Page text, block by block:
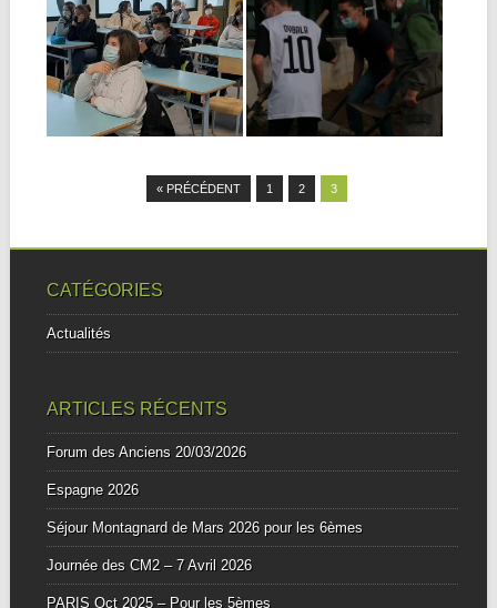
PARCOURS
AVENIR : LES
TRAVAUX
PUBLICS
POURLES 4EMES
Dans le cadre de l’option
Découverte professionnelle
proposée aux élèves de...
▶
ATELIER
JARDINAGE
Des élèves motivés par le
travail en plein air ont troqué...
« PRÉCÉDENT 1 2 3
CATÉGORIES
Actualités
ARTICLES RÉCENTS
Forum des Anciens 20/03/2026
Espagne 2026
Séjour Montagnard de Mars 2026 pour les 6èmes
Journée des CM2 – 7 Avril 2026
PARIS Oct 2025 – Pour les 5èmes